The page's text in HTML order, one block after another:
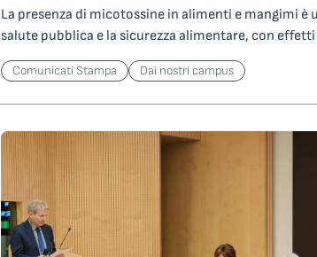
La presenza di micotossine in alimenti e mangimi è
salute pubblica e la sicurezza alimentare, con
e gli animali. Composti tossici prodotti da funghi
come Aspergillus, Fusarium e Penicillium, possono
prodotti durante la coltivazione, il trasporto e lo
fattore importante e critico. Gold Standard
leader nel settore della diagnostica insediata nel
test, SENSIStrip AFLA e SENSIStrip DON, che
rapida e precisa per la rilevazione delle aflatossine
deossinivalenolo. Il deossinivalenolo,
Comunicati Stampa Dai nostri campus